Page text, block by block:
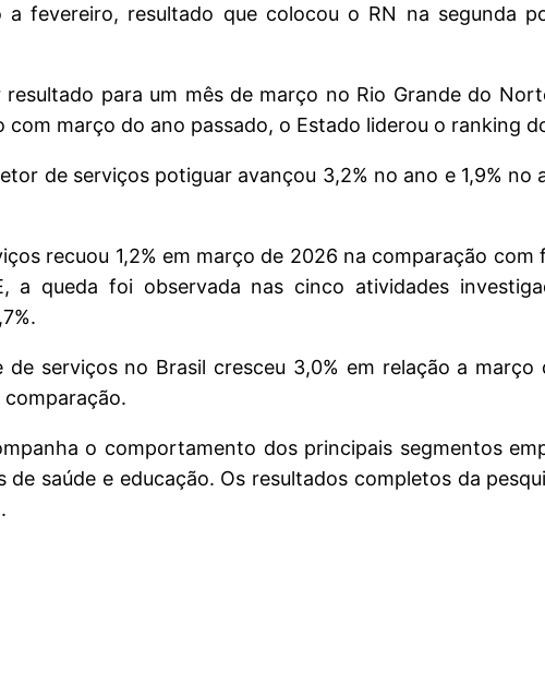
a fevereiro, resultado que colocou o RN na segunda
resultado para um mês de março no Rio Grande do
com março do ano passado, o Estado liderou o ranking
de serviços potiguar avançou 3,2% no ano e 1,9% no
recuou 1,2% em março de 2026 na comparação
a queda foi observada nas cinco atividades
de serviços no Brasil cresceu 3,0% em relação a
o comportamento dos principais segmentos
saúde e educação. Os resultados completos da